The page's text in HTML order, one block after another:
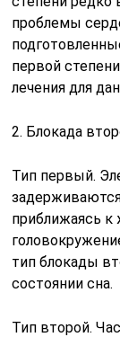
проблемы
первой
лечения для
2. Блокада
Тип первый.
приближаясь
тип блокады
состоянии сна.
Тип второй.